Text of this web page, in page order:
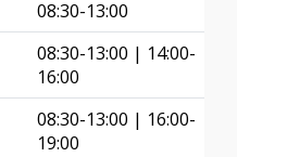
08:30-13:00
08:30-13:00 | 14:00-
16:00
08:30-13:00 | 16:00-
19:00